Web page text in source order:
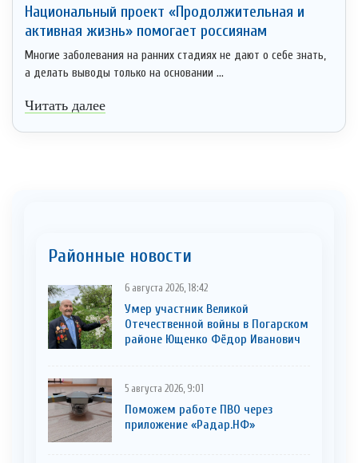
Национальный проект «Продолжительная и
активная жизнь» помогает россиянам
Многие заболевания на ранних стадиях не дают о себе знать,
а делать выводы только на основании ...
Читать далее
Районные новости
6 августа 2026, 18:42
Умер участник Великой
Отечественной войны в Погарском
районе Ющенко Фёдор Иванович
5 августа 2026, 9:01
Поможем работе ПВО через
приложение «Радар.НФ»